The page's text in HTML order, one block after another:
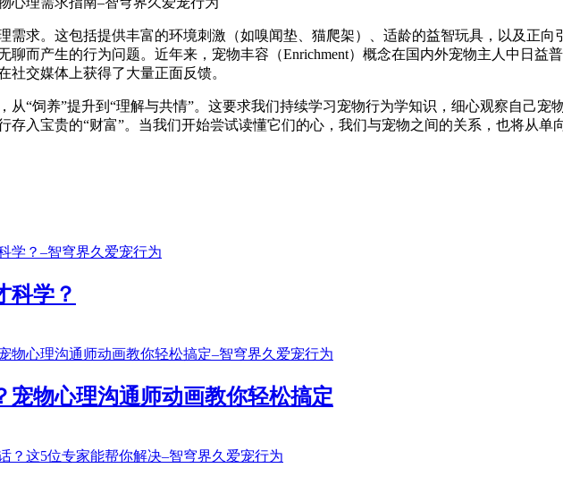
需求。这包括提供丰富的环境刺激（如嗅闻垫、猫爬架）、适龄的益智玩具，以及正
聊而产生的行为问题。近年来，宠物丰容（Enrichment）概念在国内外宠物主人中日益
交媒体上获得了大量正面反馈。
从“饲养”提升到“理解与共情”。这要求我们持续学习宠物行为学知识，细心观察自己
存入宝贵的“财富”。当我们开始尝试读懂它们的心，我们与宠物之间的关系，也将从单
科学？
宠物心理沟通师动画教你轻松搞定